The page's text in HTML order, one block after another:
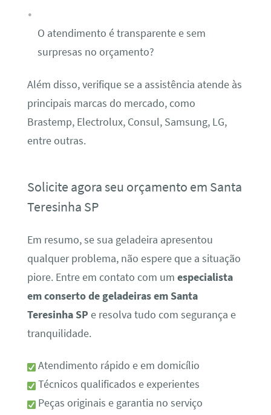
O atendimento é transparente e sem
surpresas no orçamento?
Além disso, verifique se a assistência atende às
principais marcas do mercado, como
Brastemp, Electrolux, Consul, Samsung, LG,
entre outras.
Solicite agora seu orçamento em Santa
Teresinha SP
Em resumo, se sua geladeira apresentou
qualquer problema, não espere que a situação
piore. Entre em contato com um especialista
em conserto de geladeiras em Santa
Teresinha SP e resolva tudo com segurança e
tranquilidade.
Atendimento rápido e em domicílio
Técnicos qualificados e experientes
Peças originais e garantia no serviço